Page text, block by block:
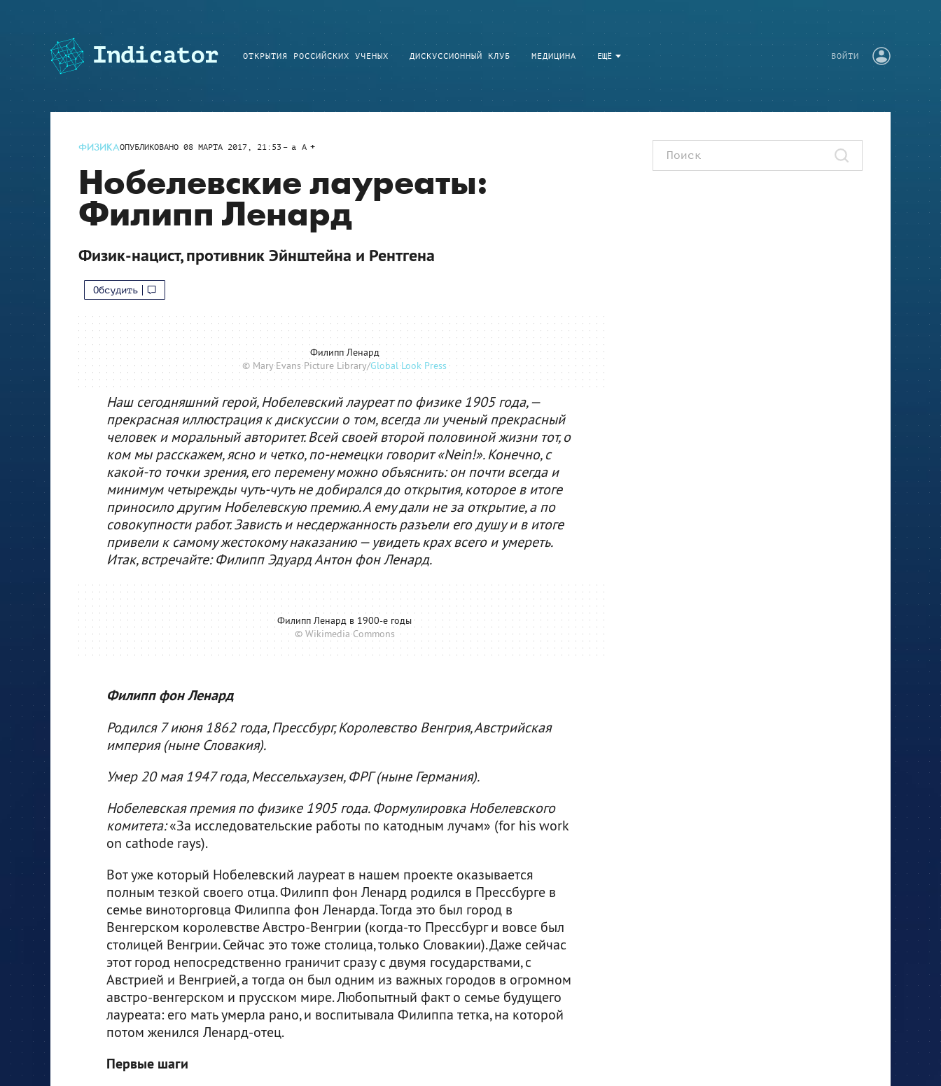
ЕЩЁ
ОТКРЫТИЯ РОССИЙСКИХ УЧЕНЫХ ДИСКУССИОННЫЙ КЛУБ МЕДИЦИНА ВОЙТИ
ФИЗИКАОПУБЛИКОВАНО 08 МАРТА 2017, 21:53 a A
Нобелевские лауреаты:
Филипп Ленард
Физик-нацист, противник Эйнштейна и Рентгена
Обсудить
Филипп Ленард
© Mary Evans Picture Library/Global Look Press
Наш сегодняшний герой, Нобелевский лауреат по физике 1905 года, —
прекрасная иллюстрация к дискуссии о том, всегда ли ученый прекрасный
человек и моральный авторитет. Всей своей второй половиной жизни тот, о
ком мы расскажем, ясно и четко, по-немецки говорит «Nein!». Конечно, с
какой-то точки зрения, его перемену можно объяснить: он почти всегда и
минимум четырежды чуть-чуть не добирался до открытия, которое в итоге
приносило другим Нобелевскую премию. А ему дали не за открытие, а по
совокупности работ. Зависть и несдержанность разъели его душу и в итоге
привели к самому жестокому наказанию — увидеть крах всего и умереть.
Итак, встречайте: Филипп Эдуард Антон фон Ленард.
Филипп Ленард в 1900-е годы
© Wikimedia Commons
Филипп фон Ленард
Родился 7 июня 1862 года, Прессбург, Королевство Венгрия, Австрийская
империя (ныне Словакия).
Умер 20 мая 1947 года, Мессельхаузен, ФРГ (ныне Германия).
Нобелевская премия по физике 1905 года. Формулировка Нобелевского
комитета:«За исследовательские работы по катодным лучам» (for his work
on cathode rays).
Вот уже который Нобелевский лауреат в нашем проекте оказывается
полным тезкой своего отца. Филипп фон Ленард родился в Прессбурге в
семье виноторговца Филиппа фон Ленарда. Тогда это был город в
Венгерском королевстве Австро-Венгрии (когда-то Прессбург и вовсе был
столицей Венгрии. Сейчас это тоже столица, только Словакии). Даже сейчас
этот город непосредственно граничит сразу с двумя государствами, с
Австрией и Венгрией, а тогда он был одним из важных городов в огромном
австро-венгерском и прусском мире. Любопытный факт о семье будущего
лауреата: его мать умерла рано, и воспитывала Филиппа тетка, на которой
потом женился Ленард-отец.
Первые шаги